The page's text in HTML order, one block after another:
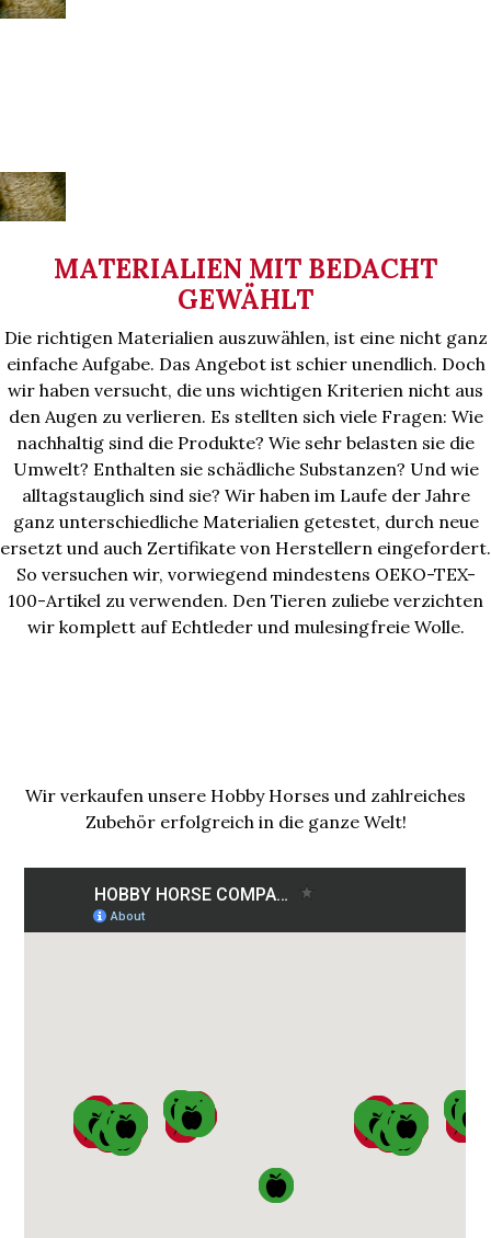
MATERIALIEN MIT BEDACHT
GEWÄHLT
Die richtigen Materialien auszuwählen, ist eine nicht ganz
einfache Aufgabe. Das Angebot ist schier unendlich. Doch
wir haben versucht, die uns wichtigen Kriterien nicht aus
den Augen zu verlieren. Es stellten sich viele Fragen: Wie
nachhaltig sind die Produkte? Wie sehr belasten sie die
Umwelt? Enthalten sie schädliche Substanzen? Und wie
alltagstauglich sind sie? Wir haben im Laufe der Jahre
ganz unterschiedliche Materialien getestet, durch neue
ersetzt und auch Zertifikate von Herstellern eingefordert.
So versuchen wir, vorwiegend mindestens OEKO-TEX-
100-Artikel zu verwenden. Den Tieren zuliebe verzichten
wir komplett auf Echtleder und mulesingfreie Wolle.
Wir verkaufen unsere Hobby Horses und zahlreiches
Zubehör erfolgreich in die ganze Welt!